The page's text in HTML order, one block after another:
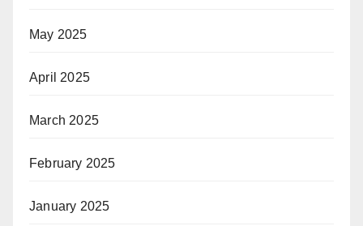
May 2025
April 2025
March 2025
February 2025
January 2025